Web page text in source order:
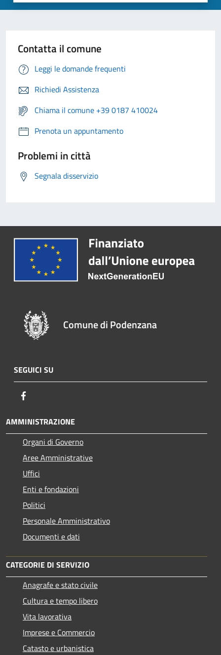
Contatta il comune
Leggi le domande frequenti
Richiedi Assistenza
Chiama il comune +39 0187 410024
Prenota un appuntamento
Problemi in città
Segnala disservizio
Comune di Podenzana
SEGUICI SU
AMMINISTRAZIONE
Organi di Governo
Aree Amministrative
Uffici
Enti e fondazioni
Politici
Personale Amministrativo
Documenti e dati
CATEGORIE DI SERVIZIO
Anagrafe e stato civile
Cultura e tempo libero
Vita lavorativa
Imprese e Commercio
Catasto e urbanistica